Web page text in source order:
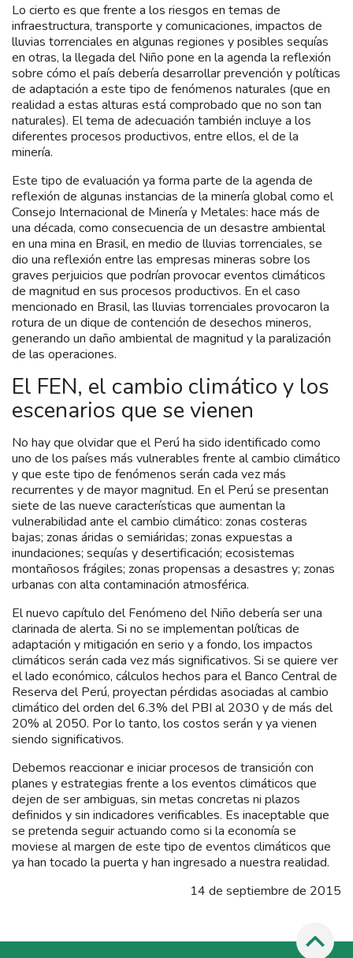
Lo cierto es que frente a los riesgos en temas de
infraestructura, transporte y comunicaciones, impactos de
lluvias torrenciales en algunas regiones y posibles sequías
en otras, la llegada del Niño pone en la agenda la reflexión
sobre cómo el país debería desarrollar prevención y políticas
de adaptación a este tipo de fenómenos naturales (que en
realidad a estas alturas está comprobado que no son tan
naturales). El tema de adecuación también incluye a los
diferentes procesos productivos, entre ellos, el de la
minería.
Este tipo de evaluación ya forma parte de la agenda de
reflexión de algunas instancias de la minería global como el
Consejo Internacional de Minería y Metales: hace más de
una década, como consecuencia de un desastre ambiental
en una mina en Brasil, en medio de lluvias torrenciales, se
dio una reflexión entre las empresas mineras sobre los
graves perjuicios que podrían provocar eventos climáticos
de magnitud en sus procesos productivos. En el caso
mencionado en Brasil, las lluvias torrenciales provocaron la
rotura de un dique de contención de desechos mineros,
generando un daño ambiental de magnitud y la paralización
de las operaciones.
El FEN, el cambio climático y los
escenarios que se vienen
No hay que olvidar que el Perú ha sido identificado como
uno de los países más vulnerables frente al cambio climático
y que este tipo de fenómenos serán cada vez más
recurrentes y de mayor magnitud. En el Perú se presentan
siete de las nueve características que aumentan la
vulnerabilidad ante el cambio climático: zonas costeras
bajas; zonas áridas o semiáridas; zonas expuestas a
inundaciones; sequías y desertificación; ecosistemas
montañosos frágiles; zonas propensas a desastres y; zonas
urbanas con alta contaminación atmosférica.
El nuevo capítulo del Fenómeno del Niño debería ser una
clarinada de alerta. Si no se implementan políticas de
adaptación y mitigación en serio y a fondo, los impactos
climáticos serán cada vez más significativos. Si se quiere ver
el lado económico, cálculos hechos para el Banco Central de
Reserva del Perú, proyectan pérdidas asociadas al cambio
climático del orden del 6.3% del PBI al 2030 y de más del
20% al 2050. Por lo tanto, los costos serán y ya vienen
siendo significativos.
Debemos reaccionar e iniciar procesos de transición con
planes y estrategias frente a los eventos climáticos que
dejen de ser ambiguas, sin metas concretas ni plazos
definidos y sin indicadores verificables. Es inaceptable que
se pretenda seguir actuando como si la economía se
moviese al margen de este tipo de eventos climáticos que
ya han tocado la puerta y han ingresado a nuestra realidad.
14 de septiembre de 2015